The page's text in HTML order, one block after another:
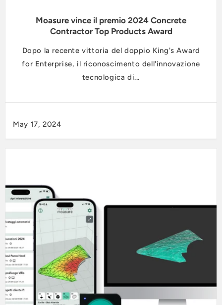
Moasure vince il premio 2024 Concrete
Contractor Top Products Award
Dopo la recente vittoria del doppio King's Award
for Enterprise, il riconoscimento dell'innovazione
tecnologica di...
May 17, 2024